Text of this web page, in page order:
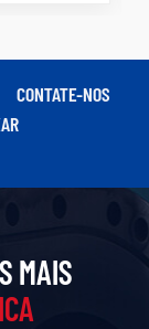
CONTATE-NOS
MAIS